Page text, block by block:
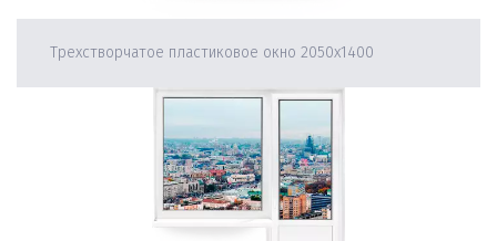
Трехстворчатое пластиковое окно 2050х1400